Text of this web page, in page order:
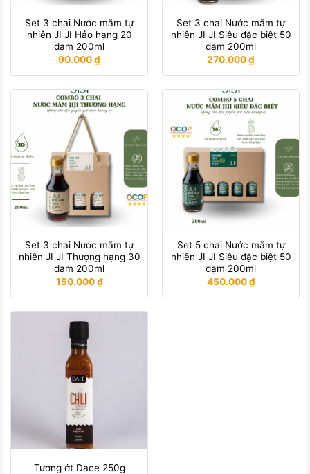
Set 3 chai Nước mắm tự
nhiên JI JI Hảo hạng 20
đạm 200ml
90.000₫
Set 3 chai Nước mắm tự
nhiên JI JI Siêu đặc biệt 50
đạm 200ml
270.000₫
Set 3 chai Nước mắm tự
nhiên JI JI Thượng hạng 30
đạm 200ml
150.000₫
Set 5 chai Nước mắm tự
nhiên JI JI Siêu đặc biệt 50
đạm 200ml
450.000₫
Tương ớt Dace 250g